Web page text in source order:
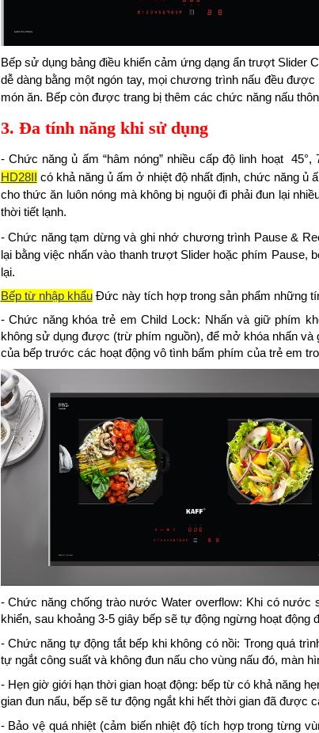
Bếp sử dụng bảng điều khiển cảm ứng dạng ẩn trượt Slider
dễ dàng bằng một ngón tay, mọi chương trình nấu đều
món ăn. Bếp còn được trang bị thêm các chức năng nấu
3. Đa tính năng khi sử dụng
- Chức năng ủ ấm “hâm nóng” nhiều cấp độ linh hoạt 45°,
HD28II có khả năng ủ ấm ở nhiệt độ nhất định, chức năng ủ
cho thức ăn luôn nóng mà không bị nguội đi phải đun lại
thời tiết lạnh.
- Chức năng tạm dừng và ghi nhớ chương trình Pause &
lại bằng việc nhấn vào thanh trượt Slider hoặc phím
lại.
Bếp từ nhập khẩuĐức này tích hợp trong sản phẩm những
- Chức năng khóa trẻ em Child Lock: Nhấn và giữ phím
không sử dụng được (trừ phím nguồn), để mở khóa nhấn
của bếp trước các hoạt động vô tình bấm phím của trẻ em
- Chức năng chống trào nước Water overflow: Khi có nước
khiển, sau khoảng 3-5 giây bếp sẽ tự động ngừng hoạt động
- Chức năng tự động tắt bếp khi không có nồi: Trong quá
tự ngắt công suất và không đun nấu cho vùng nấu đó, màn
- Hẹn giờ giới hạn thời gian hoạt động: bếp từ có khả năng
gian đun nấu, bếp sẽ tư động ngắt khi hết thời gian đã được
- Bảo vệ quá nhiệt (cảm biến nhiệt độ tích hợp trong từng